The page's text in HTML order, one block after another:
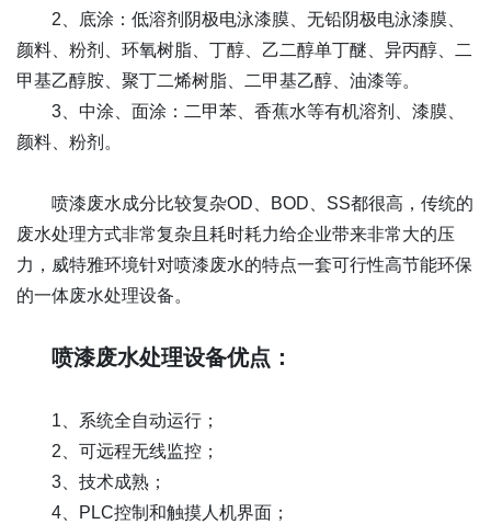
2、底涂：低溶剂阴极电泳漆膜、无铅阴极电泳漆膜、
颜料、粉剂、环氧树脂、丁醇、乙二醇单丁醚、异丙醇、二
甲基乙醇胺、聚丁二烯树脂、二甲基乙醇、油漆等。
3、中涂、面涂：二甲苯、香蕉水等有机溶剂、漆膜、
颜料、粉剂。
喷漆废水成分比较复杂OD、BOD、SS都很高，传统的
废水处理方式非常复杂且耗时耗力给企业带来非常大的压
力，威特雅环境针对喷漆废水的特点一套可行性高节能环保
的一体废水处理设备。
喷漆废水处理设备优点：
1、系统全自动运行；
2、可远程无线监控；
3、技术成熟；
4、PLC控制和触摸人机界面；